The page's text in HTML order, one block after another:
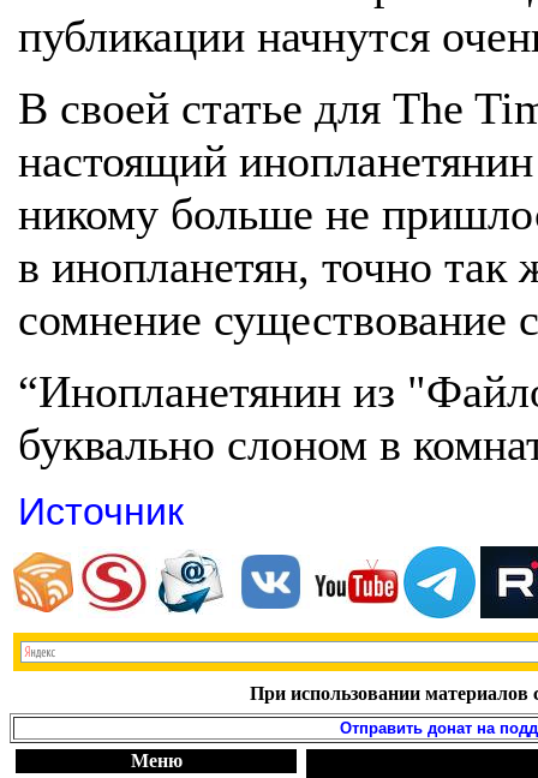
публикации начнутся
В своей статье для The
настоящий
никому больше не
в инопланетян, точно так
сомнение существование
“Инопланетянин из
буквально слоном в
Источник
При использовании материалов
Отправить донат на
Меню